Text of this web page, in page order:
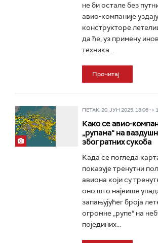
не би остале без
авио-компаније
конструкторе
да ће, уз примену
техника...
Прочитај
ПЕТАК, 20. ЈУН 2025, 18:06 ->
Како се авио-
„рупама“ на
због ратних сукоба
Када се погледа
показује тренутни
авиона који су
оно што највише
запањујућег броја
огромне „рупе“ на
појединих...